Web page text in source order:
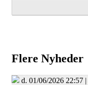
Flere Nyheder
d. 01/06/2026 22:57 |